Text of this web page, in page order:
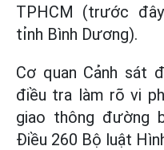
TPHCM (trước
tỉnh Bình Dương).
Cơ quan Cảnh sát
điều tra làm rõ vi
giao thông đường
Điều 260 Bộ luật